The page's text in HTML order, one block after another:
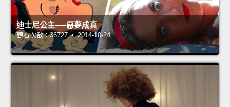
迪士尼公主──惡夢成真
觀看次數：36727 • 2014-10-24